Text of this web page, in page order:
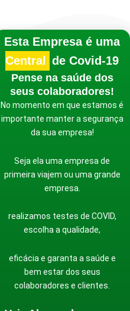
Esta Empresa é uma
Central de Te
de Covid-19
Pense na saúde dos
seus colaboradores!
No momento em que estamos é
importante manter a segurança
Seja ela uma empresa de
primeira viajem ou uma grande
realizamos testes de COVID,
eficácia e garanta a saúde e
bem estar dos seus